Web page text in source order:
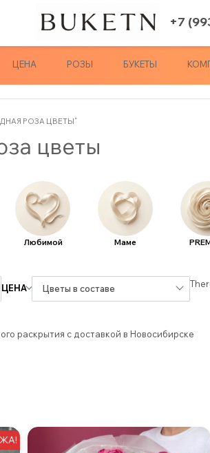
+7
ЦЕНА РОЗЫ БУКЕТЫ
РОЗА ЦВЕТЫ”
цветы
Любимой Маме
ЦЕНА Цветы в составе
раскрытия с доставкой в Новосибирске